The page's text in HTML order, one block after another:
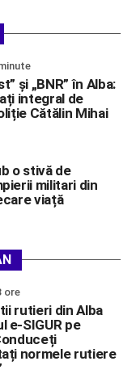
și „BNR” în Alba:
integral de
Cătălin Mihai
o stivă de
militari din
viață
ore
rutieri din Alba
e-SIGUR pe
normele rutiere